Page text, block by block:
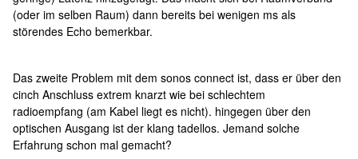
(oder im selben Raum) dann bereits bei wenigen ms als
störendes Echo bemerkbar.
Das zweite Problem mit dem sonos connect ist, dass er über den
cinch Anschluss extrem knarzt wie bei schlechtem
radioempfang (am Kabel liegt es nicht). hingegen über den
optischen Ausgang ist der klang tadellos. Jemand solche
Erfahrung schon mal gemacht?